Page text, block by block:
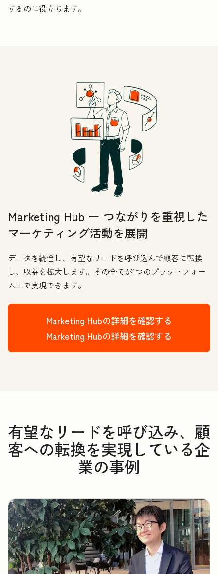
するのに役立ちます。
Marketing Hub ー つながりを重視した
マーケティング活動を展開
データを統合し、有望なリードを呼び込んで顧客に転換
し、収益を拡大します。その全てが1つのプラットフォー
ム上で実現できます。
Marketing Hubの詳細を確認する
Marketing Hubの詳細を確認する
有望なリードを呼び込み、顧
客への転換を実現している企
業の事例